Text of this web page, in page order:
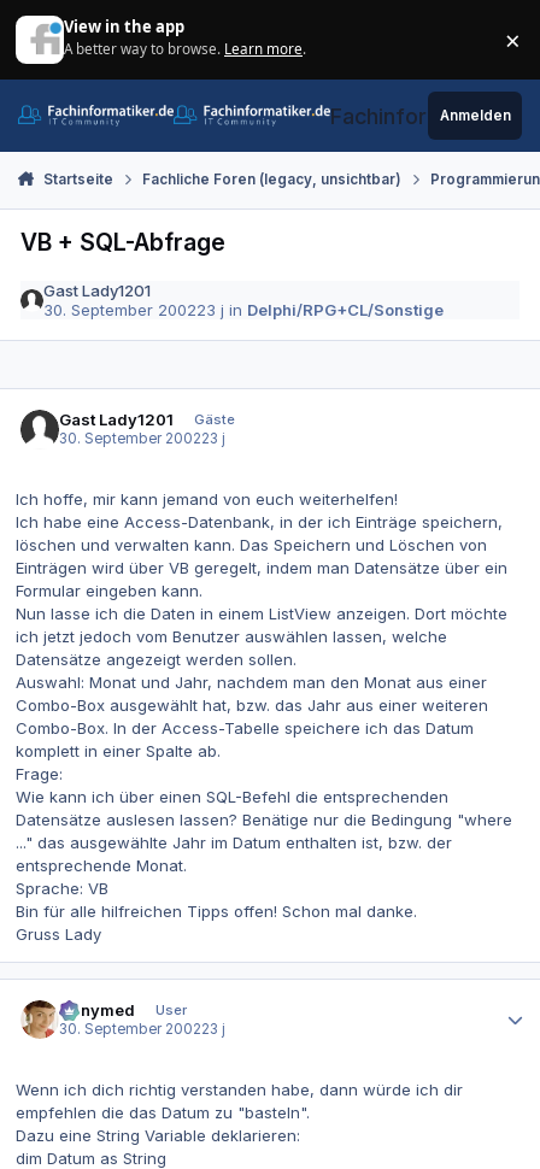
View in the app
A better way to browse. Learn more. ×
Fachinformatiker.de
Anmelden
Startseite Fachliche Foren (legacy, unsichtbar)
VB + SQL-Abfrage
Gast Lady1201
30. September 200223 j in Delphi/RPG+CL/Sonstige
Gast Lady1201
Gäste
30. September 200223 j
Ich hoffe, mir kann jemand von euch weiterhelfen!
Ich habe eine Access-Datenbank, in der ich Einträge speichern,
löschen und verwalten kann. Das Speichern und Löschen von
Einträgen wird über VB geregelt, indem man Datensätze über ein
Formular eingeben kann.
Nun lasse ich die Daten in einem ListView anzeigen. Dort möchte
ich jetzt jedoch vom Benutzer auswählen lassen, welche
Datensätze angezeigt werden sollen.
Auswahl: Monat und Jahr, nachdem man den Monat aus einer
Combo-Box ausgewählt hat, bzw. das Jahr aus einer weiteren
Combo-Box. In der Access-Tabelle speichere ich das Datum
komplett in einer Spalte ab.
Frage:
Wie kann ich über einen SQL-Befehl die entsprechenden
Datensätze auslesen lassen? Benätige nur die Bedingung "where
..." das ausgewählte Jahr im Datum enthalten ist, bzw. der
entsprechende Monat.
Sprache: VB
Bin für alle hilfreichen Tipps offen! Schon mal danke.
Gruss Lady
Ganymed
User
30. September 200223 j
Wenn ich dich richtig verstanden habe, dann würde ich dir
empfehlen die das Datum zu "basteln".
Dazu eine String Variable deklarieren:
dim Datum as String